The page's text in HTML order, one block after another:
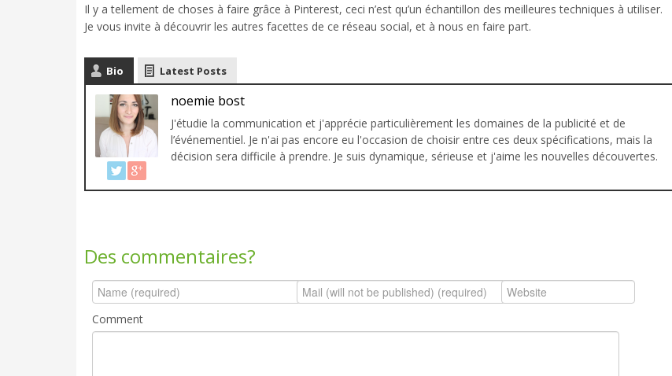
Il y a tellement de choses à faire grâce à Pinterest, ceci n’est qu’un échantillon des meilleures techniques à utiliser.
Je vous invite à découvrir les autres facettes de ce réseau social, et à nous en faire part.
Bio Latest Posts
noemie bost
J'étudie la communication et j'apprécie particulièrement les domaines de la publicité et de
l’événementiel. Je n'ai pas encore eu l'occasion de choisir entre ces deux spécifications, mais la
décision sera difficile à prendre. Je suis dynamique, sérieuse et j'aime les nouvelles découvertes.
Des commentaires?
Comment